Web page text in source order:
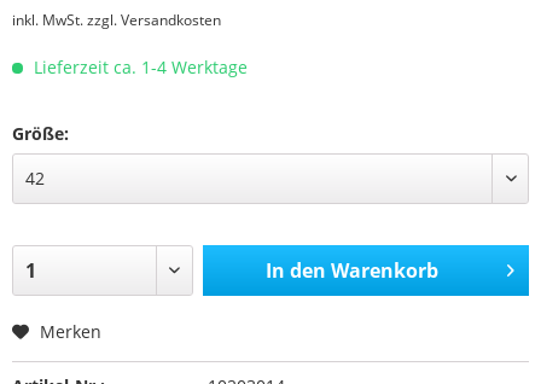
inkl. MwSt.zzgl. Versandkosten
Lieferzeit ca. 1-4 Werktage
Größe:
In den Warenkorb
Merken